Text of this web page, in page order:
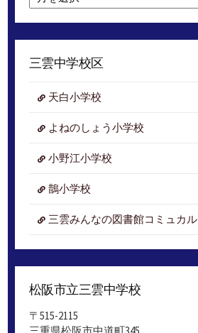
別
ア
ー
イ
三雲中学校区
天白小学校
よねのしょう小学校
小野江小学校
鵲小学校
三雲みんなの図書館コミュカル
松阪市立三雲中学校
〒515-2115